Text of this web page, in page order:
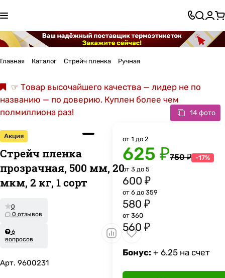
Главная Каталог Стрейч пленка Ручная
☞ Товар высочайшего качества — лидер не по
названию — по доверию. Куплен более чем
полмиллиона раз!
14 фото
Акция
Стрейч пленка
прозрачная, 500 мм, 20
мкм, 2 кг, 1 сорт
0
0 отзывов
6
вопросов
Арт. 9600231
от 1 до 2
625 ₽750 ₽ -17%
от 3 до 5
600 ₽
от 6 до 359
580 ₽
от 360
560 ₽
Бонус: + 6.25 на счет